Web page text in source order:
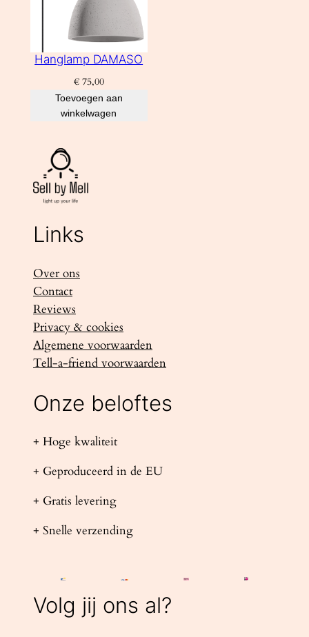
Hanglamp DAMASO
€75,00
Toevoegen aan
winkelwagen
Links
Over ons
Contact
Reviews
Privacy & cookies
Algemene voorwaarden
Tell-a-friend voorwaarden
Onze beloftes
+ Hoge kwaliteit
+ Geproduceerd in de EU
+ Gratis levering
+ Snelle verzending
Volg jij ons al?